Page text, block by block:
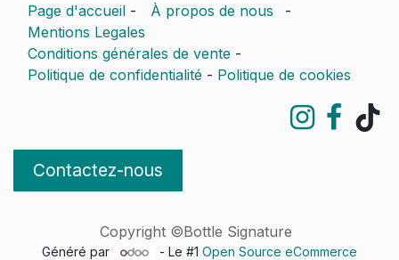
Page d'accueil - À propos de nous
-
Mentions Legales
Conditions générales de vente -
Politique de confidentialité - Politique de cookies
Contactez-nous
Copyright ©Bottle Signature
Généré par - Le #1Open Source eCommerce